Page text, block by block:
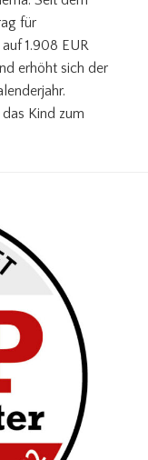
für
1.908 EUR
erhöht sich der
Kind zum